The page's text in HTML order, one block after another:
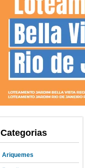
Categorias
Ariquemes